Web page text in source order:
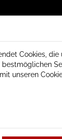
Cookies,
unseren